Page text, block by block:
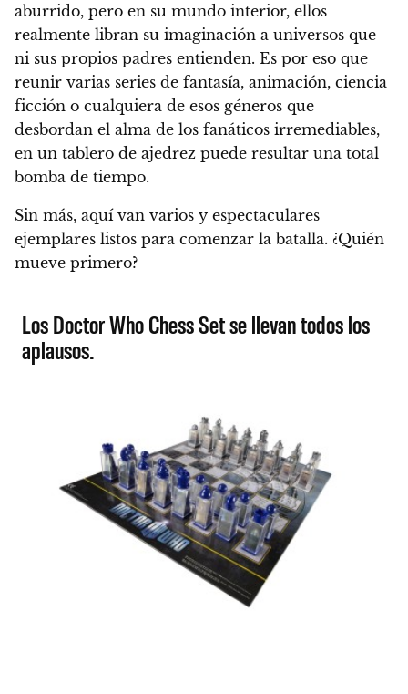
aburrido, pero en su mundo interior, ellos
realmente libran su imaginación a universos que
ni sus propios padres entienden. Es por eso que
reunir varias series de fantasía, animación, ciencia
ficción o cualquiera de esos géneros que
desbordan el alma de los fanáticos irremediables,
en un tablero de ajedrez puede resultar una total
bomba de tiempo.
Sin más, aquí van varios y espectaculares
ejemplares listos para comenzar la batalla. ¿Quién
mueve primero?
Los Doctor Who Chess Set se llevan todos los
aplausos.